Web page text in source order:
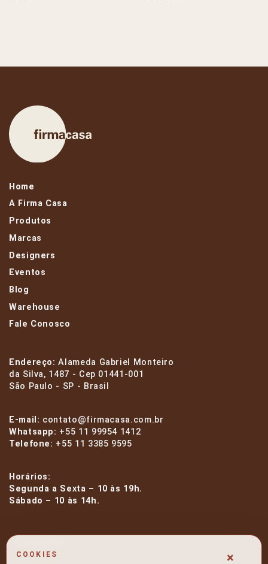
Home
A Firma Casa
Produtos
Marcas
Designers
Eventos
Blog
Warehouse
Fale Conosco
Endereço:Alameda Gabriel Monteiro
da Silva, 1487 - Cep 01441-001
São Paulo - SP - Brasil
E-mail: contato@firmacasa.com.br
Whatsapp: +55 11 99954 1412
Telefone: +55 11 3385 9595
Horários:
Segunda a Sexta – 10 às 19h.
Sábado – 10 às 14h.
×
COOKIES